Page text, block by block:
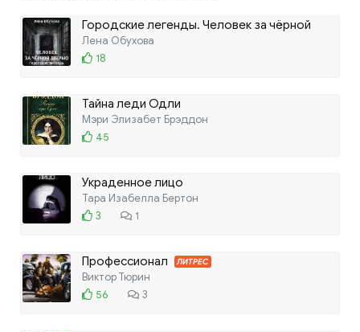
Городские легенды. Человек за чёрной
дверью
ЛИТРЕС
Лена Обухова
18
Тайна леди Одли
Мэри Элизабет Брэддон
45
Украденное лицо
Тара Изабелла Бертон
3
1
Профессионал ЛИТРЕС
Виктор Тюрин
56
3